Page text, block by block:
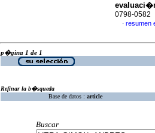
0798-0582
· resumen
p�gina 1 de 1
Refinar la b�squeda
Base de datos : article
Buscar